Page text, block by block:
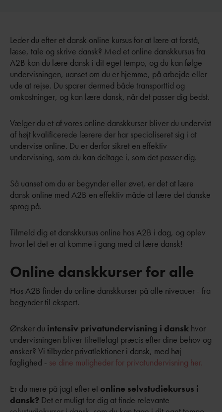
Leder du efter et dansk online kursus for at lære at forstå,
læse, tale og skrive dansk? Med et online danskkursus fra
A2B kan du lære dansk i dit eget tempo, og du kan følge
undervisningen, uanset om du er hjemme, på arbejde eller
ude at rejse. Du sparer dermed både transporttid og
omkostninger, og kan lære dansk, når det passer dig bedst.
Vælger du et af vores online danskkurser bliver du undervist
af højt kvalificerede lærere der har specialiseret sig i at
undervise online. Du er derfor sikret en effektiv
undervisning, som du kan deltage i, som det passer dig.
Så uanset om du er begynder eller øvet, er det at lære
dansk online med A2B en effektiv måde at lære det danske
sprog på.
Tilmeld dig et danskkursus online hos A2B i dag, og oplev
hvor let det er at komme i gang med at lære dansk!
Online danskkurser for alle
Hos A2B finder du online danskkurser på alle niveauer - fra
begynder til ekspert.
Ønsker du intensiv privatundervisning i dansk hvor
undervisningen bliver tilrettelagt præcis efter dine behov og
ønsker? Vi tilbyder privatlektioner i dansk, med høj
faglighed - se dine muligheder for privatundervisning her.
Er du mere på jagt efter et online selvstudiekursus i
dansk? Det er muligt for dig at finde relevante